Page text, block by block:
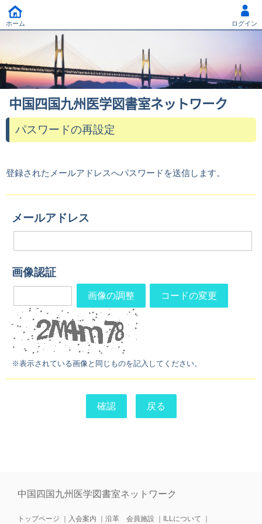
中国四国九州医学図書室ネットワーク
パスワードの再設定
登録されたメールアドレスへパスワードを送信します。
メールアドレス
画像認証
画像の調整 コードの変更
※表示されている画像と同じものを記入してください。
中国四国九州医学図書室ネットワーク
トップページ 入会案内 沿革 会員施設 ILLについて
ホーム ログイン